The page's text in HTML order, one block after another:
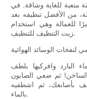
متعبة للغاية وشاقة. في
من الأفضل تنظيفه بعد
للعمالة وهي استخدام
زيت التنظيف للتنظيف.
لنفخات الوسائد الهوائية
البارد وافركيها بلطف
ثم ضعي الصابون
بأصابعك، ثم اشطفيه
بالماء.